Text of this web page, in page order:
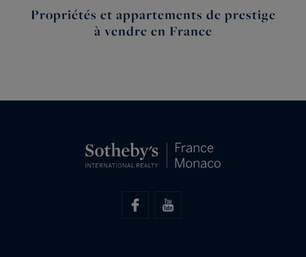
Propriétés et appartements de prestige
à vendre en France